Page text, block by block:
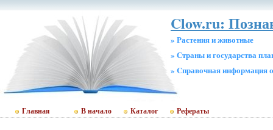
Clow.ru:
» Растения и животные
» Страны и государства
» Cправочная информация
Главная В начало Каталог Рефераты